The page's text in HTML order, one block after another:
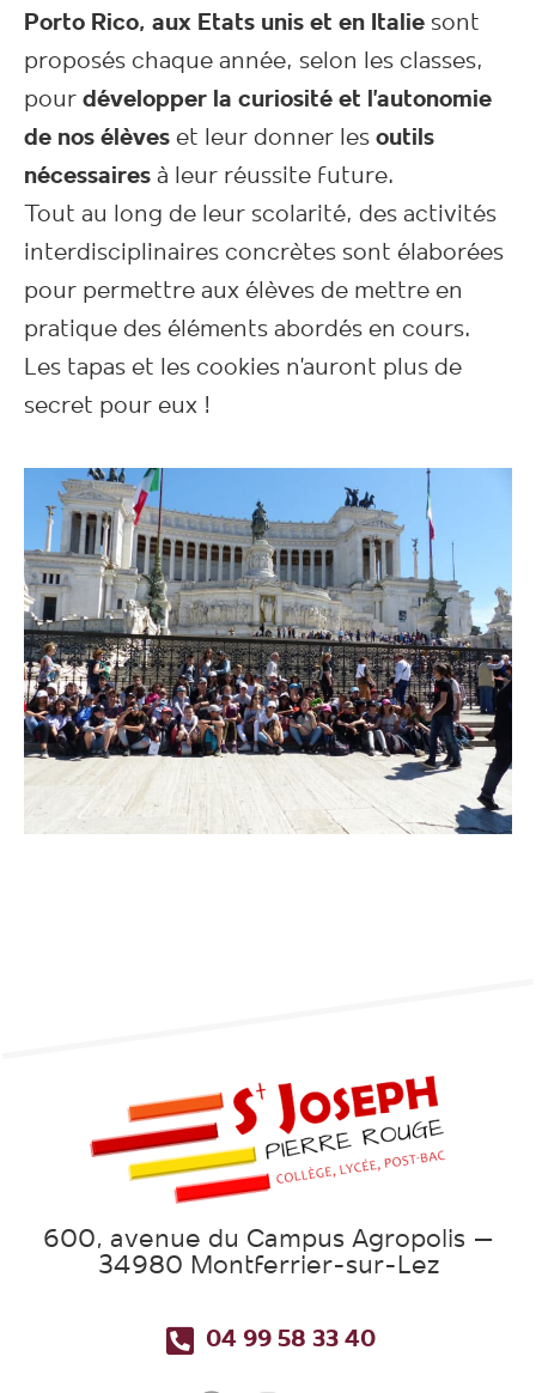
Porto Rico, aux Etats unis et en Italie sont
proposés chaque année, selon les classes,
pour développer la curiosité et l’autonomie
de nos élèves et leur donner les outils
nécessaires à leur réussite future.
Tout au long de leur scolarité, des activités
interdisciplinaires concrètes sont élaborées
pour permettre aux élèves de mettre en
pratique des éléments abordés en cours.
Les tapas et les cookies n’auront plus de
secret pour eux !
600, avenue du Campus Agropolis –
34980 Montferrier-sur-Lez
04 99 58 33 40